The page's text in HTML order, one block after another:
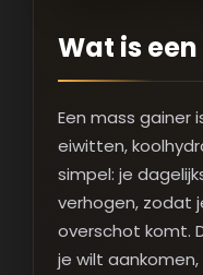
Wat is
Een mass gainer
eiwitten,
simpel: je
verhogen, zodat
overschot komt.
je wilt